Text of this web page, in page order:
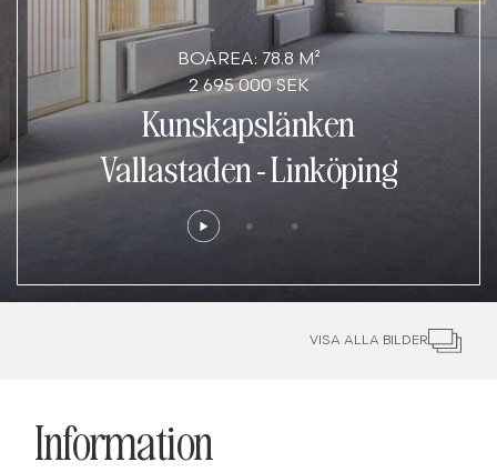
BOAREA: 78.8 M²
2 695 000 SEK
Kunskapslänken
Vallastaden-Linköping
VISA ALLA BILDER
Information